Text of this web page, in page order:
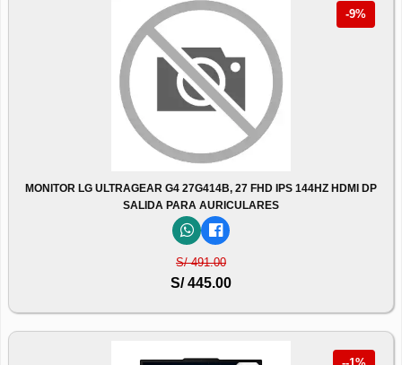
-9%
MONITOR LG ULTRAGEAR G4 27G414B, 27 FHD IPS 144HZ HDMI DP
SALIDA PARA AURICULARES
S/ 491.00
S/ 445.00